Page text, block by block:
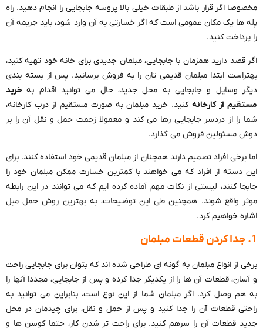
مخصوصا اگر قرار باشد از طبقات خیلی بالا پروسه جابجایی را انجام دهید. راه
پله ها یک مکان عمومی است که اگر خسارتی به آن وارد شود، باید جریمه آن
را پرداخت کنید.
اگر قصد دارید همزمان با جابجایی، مبلمان جدیدی برای خانه خود تهیه کنید،
بهتراست ابتدا مبلمان قدیمی تان را به فروش برسانید. پس از بسته بندی
دیگر وسایل و جابجایی به محل جدید، حال می توانید اقدام بهخرید
مستقیم از کارخانه کنید. خرید مبلمان به صورت مستقیم از درب کارخانه،
شما را از دردسر جابجایی رها می کند و معمولا زحمت حمل و نقل آن را بر
دوش مسئولین فروش می گذارد.
اما برخی افراد تصمیم دارند همچنان از مبلمان قدیمی خود استفاده کنند. برای
این دسته از افراد که می خواهند با کمترین خسارت ممکن مبلمان خود را
جابجا کنند، لیستی از نکات مهم آماده کرده ایم که می توانند در این رابطه
موثر واقع شوند. همچنین طی این توضیحات، به بهترین روش حمل مبل
اشاره خواهیم کرد.
1. جدا کردن قطعات مبلمان
برخی از انواع مبلمان به گونه ای طراحی شده اند که بتوان برای جابجایی راحت
و آسان، قطعات آن ها را از یکدیگر جدا کرده و پس از جابجایی، مجددا آنها را
به هم وصل کرد. اگر مبلمان شما از این نوع است، بنابراین می توانید به
راحتی قطعات آن را جدا کنید و پس از حمل و نقل، برای چیدمان در محل
جدید قطعات آن را سرهم کنید. برای راحت تر شدن کار، حتما کوسن ها و